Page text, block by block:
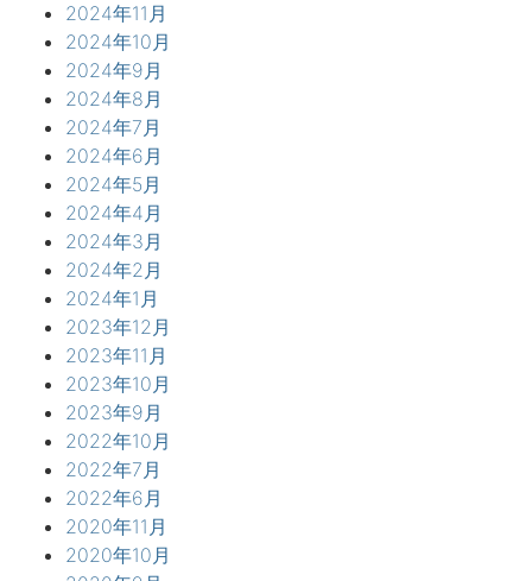
2024年11月
2024年10月
2024年9月
2024年8月
2024年7月
2024年6月
2024年5月
2024年4月
2024年3月
2024年2月
2024年1月
2023年12月
2023年11月
2023年10月
2023年9月
2022年10月
2022年7月
2022年6月
2020年11月
2020年10月